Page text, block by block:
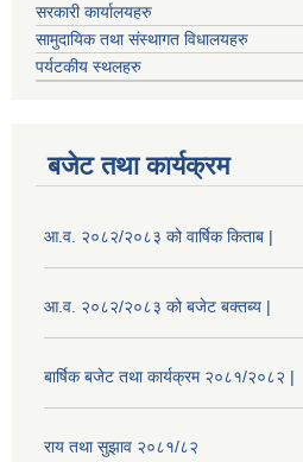
सरकारी कार्यालयहरु
सामुदायिक तथा संस्थागत विधालयहरु
पर्यटकीय स्थलहरु
बजेट तथा कार्यक्रम
आ.व. २०८२/२०८३ को वार्षिक किताब |
आ.व. २०८२/२०८३ को बजेट बक्तब्य |
बार्षिक बजेट तथा कार्यक्रम २०८१/२०८२ |
राय तथा सुझाव २०८१/८२